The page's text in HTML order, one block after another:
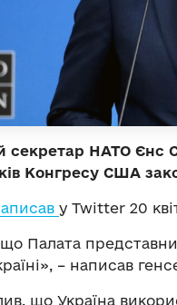
секретар НАТО Єнс
Конгресу США
у Twitter 20
що Палата
– написав
що Україна